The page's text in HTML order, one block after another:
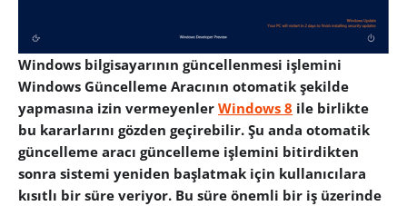
Windows bilgisayarının güncellenmesi işlemini
Windows Güncelleme Aracının otomatik şekilde
yapmasına izin vermeyenler Windows 8 ile birlikte
bu kararlarını gözden geçirebilir. Şu anda otomatik
güncelleme aracı güncelleme işlemini bitirdikten
sonra sistemi yeniden başlatmak için kullanıcılara
kısıtlı bir süre veriyor. Bu süre önemli bir iş üzerinde